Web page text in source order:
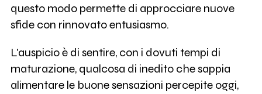
questo modo permette di approcciare nuove
sfide con rinnovato entusiasmo.
L'auspicio è di sentire, con i dovuti tempi di
maturazione, qualcosa di inedito che sappia
alimentare le buone sensazioni percepite oggi,